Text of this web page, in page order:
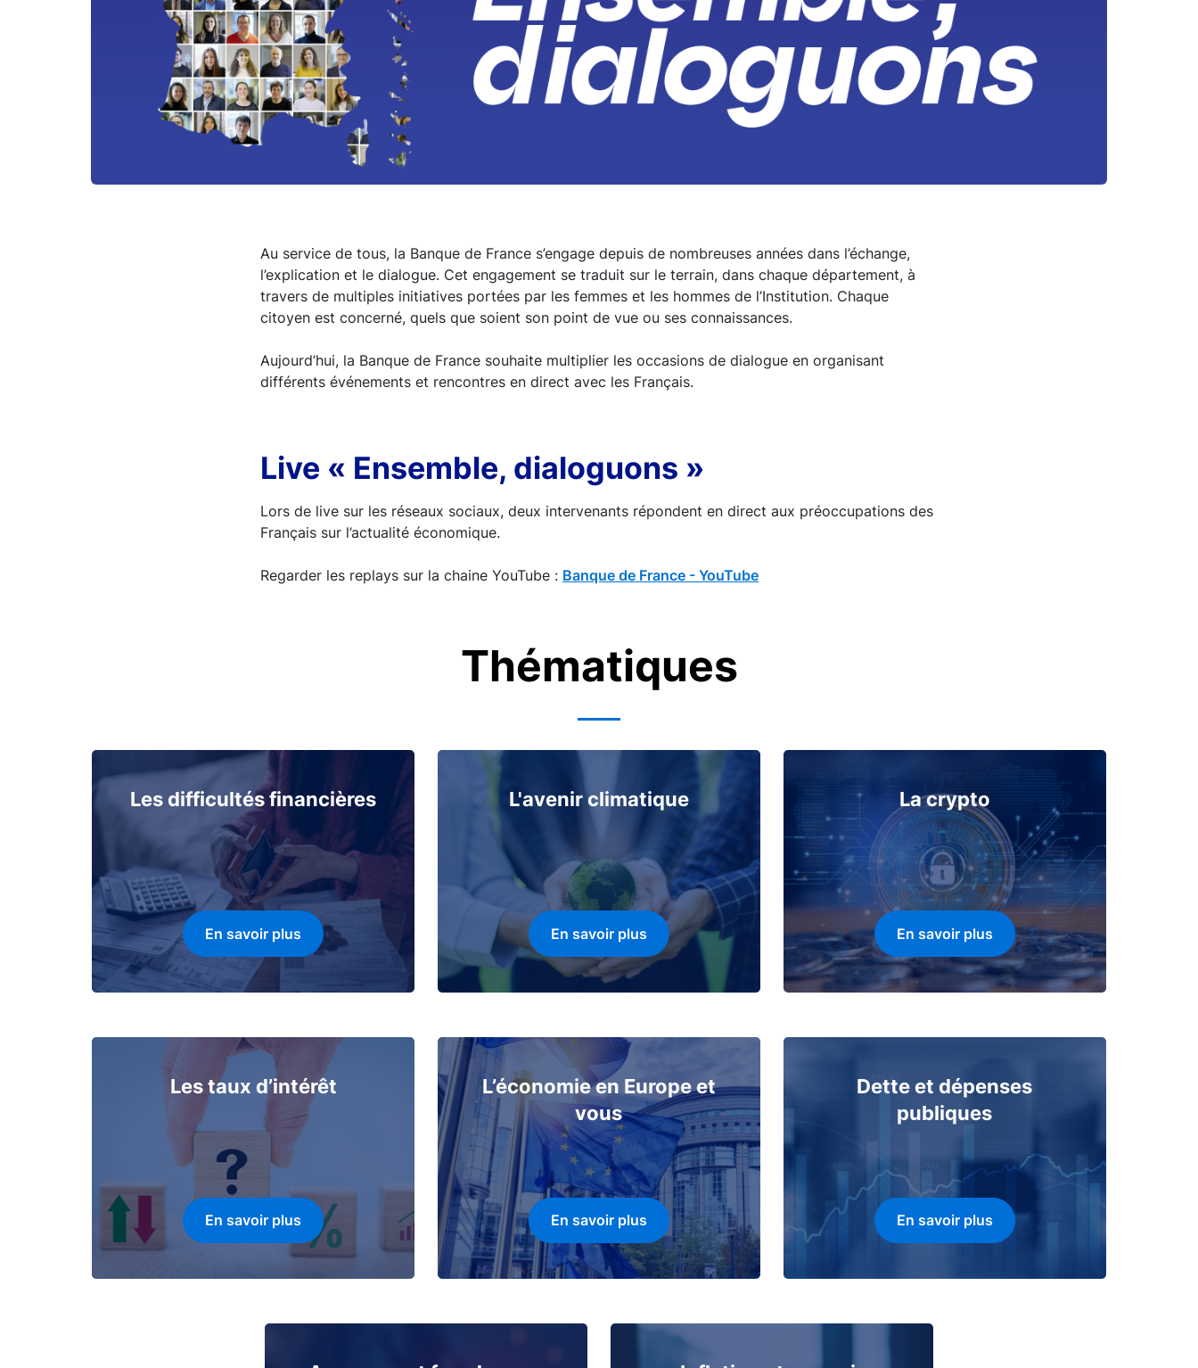
Au service de tous, la Banque de France s’engage depuis de nombreuses années dans l’échange,
l’explication et le dialogue. Cet engagement se traduit sur le terrain, dans chaque département, à
travers de multiples initiatives portées par les femmes et les hommes de l’Institution. Chaque
citoyen est concerné, quels que soient son point de vue ou ses connaissances.
Aujourd’hui, la Banque de France souhaite multiplier les occasions de dialogue en organisant
différents événements et rencontres en direct avec les Français.
Live « Ensemble, dialoguons »
Lors de live sur les réseaux sociaux, deux intervenants répondent en direct aux préoccupations des
Français sur l’actualité économique.
Regarder les replays sur la chaine YouTube : Banque de France - YouTube
Thématiques
Les difficultés financières
En savoir plus
L'avenir climatique
En savoir plus
La crypto
En savoir plus
Les taux d’intérêt
En savoir plus
L’économie en Europe et
vous
En savoir plus
Dette et dépenses
publiques
En savoir plus